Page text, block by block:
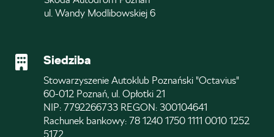
ul. Wandy Modlibowskiej 6
Siedziba
Stowarzyszenie Autoklub Poznański "Octavius"
60-012 Poznań, ul. Opłotki 21
NIP: 7792266733 REGON: 300104641
Rachunek bankowy: 78 1240 1750 1111 0010 1252
5172